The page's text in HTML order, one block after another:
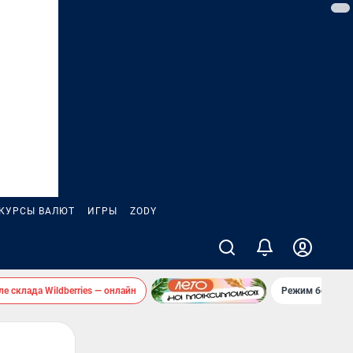
ВАЛЮТ ИГРЫ ZODY
склада Wildberries — онлайн Режим